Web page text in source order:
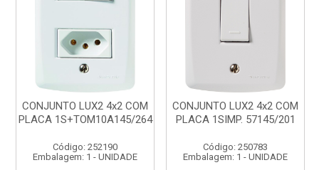
CONJUNTO LUX2 4x2 COM
PLACA 1S+TOM10A145/264
Código: 252190
Embalagem: 1 - UNIDADE
CONJUNTO LUX2 4x2 COM
PLACA 1SIMP. 57145/201
Código: 250783
Embalagem: 1 - UNIDADE